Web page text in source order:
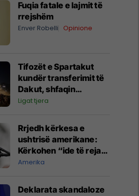
Fuqia fatale e lajmit të
rrejshëm
Enver Robelli Opinione
Tifozët e Spartakut
kundër transferimit të
Dakut, shfaqin
pankartë fyese:
jashtë!
Ligat tjera
Rrjedh kërkesa e
ushtrisë amerikane:
Kërkohen “ide të reja
dhe jokonvencionale”
Amerika
​Deklarata skandaloze